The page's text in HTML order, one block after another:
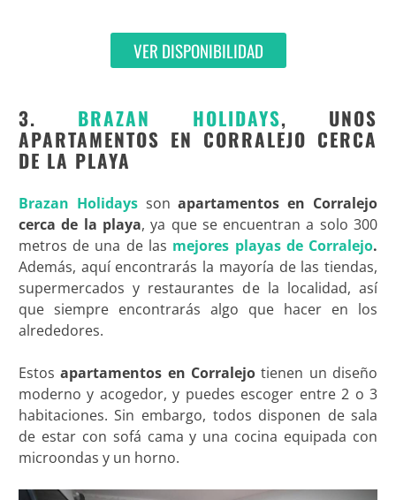
VER DISPONIBILIDAD
3. BRAZAN HOLIDAYS, UNOS
APARTAMENTOS EN CORRALEJO CERCA
DE LA PLAYA
Brazan Holidayssonapartamentos en Corralejo
cerca de la playa, ya que se encuentran a solo 300
metros de una de las mejores playas de Corralejo.
Además, aquí encontrarás la mayoría de las tiendas,
supermercados y restaurantes de la localidad, así
que siempre encontrarás algo que hacer en los
alrededores.
Estosapartamentos en Corralejo tienen un diseño
moderno y acogedor, y puedes escoger entre 2 o 3
habitaciones. Sin embargo, todos disponen de sala
de estar con sofá cama y una cocina equipada con
microondas y un horno.